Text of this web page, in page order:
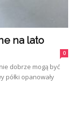
na lato
0
dobrze mogą być
półki opanowały